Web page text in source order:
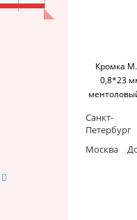
Кромка
0,8*23
Санкт-
Петербург
Москва